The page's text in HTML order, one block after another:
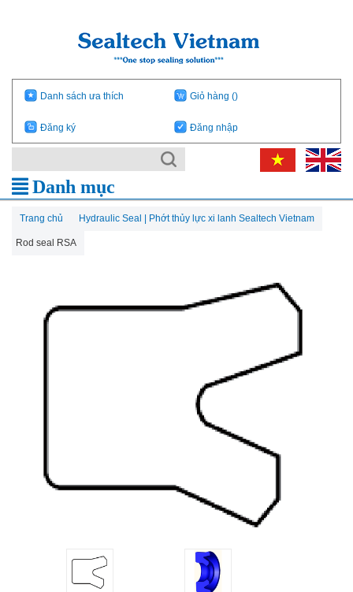
Danh sách ưa thích Giỏ hàng()
Đăng ký Đăng nhập
Danh mục
Trang chủ Hydraulic Seal | Phớt thủy lực xi lanh Sealtech Vietnam
Rod seal RSA